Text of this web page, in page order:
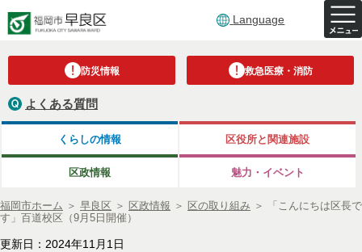
Language
防災情報 救急医療・消防
よくある質問
くらしの情報 区役所と関連施設
区政情報 魅力・イベント
福岡市ホーム ＞ 早良区 ＞ 区政情報 ＞ 区の取り組み ＞
「こんにちは区長で
す」百道校区（9月5日開催）
更新日：2024年11月1日